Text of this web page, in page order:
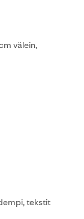
välein,
tekstit